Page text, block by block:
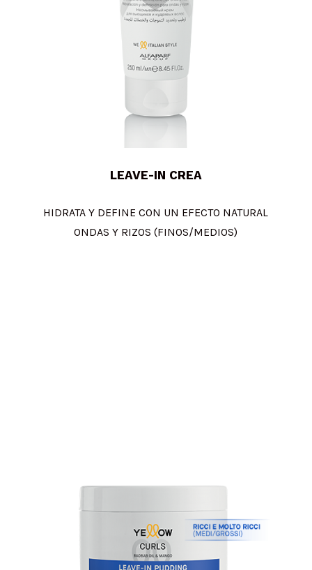
LEAVE-IN CREA
HIDRATA Y DEFINE CON UN EFECTO NATURAL
ONDAS Y RIZOS (FINOS/MEDIOS)